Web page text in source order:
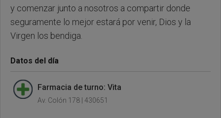
y comenzar junto a nosotros a compartir donde
seguramente lo mejor estará por venir, Dios y la
Virgen los bendiga.
Datos del día
Farmacia de turno: Vita
Av. Colón 178 | 430651